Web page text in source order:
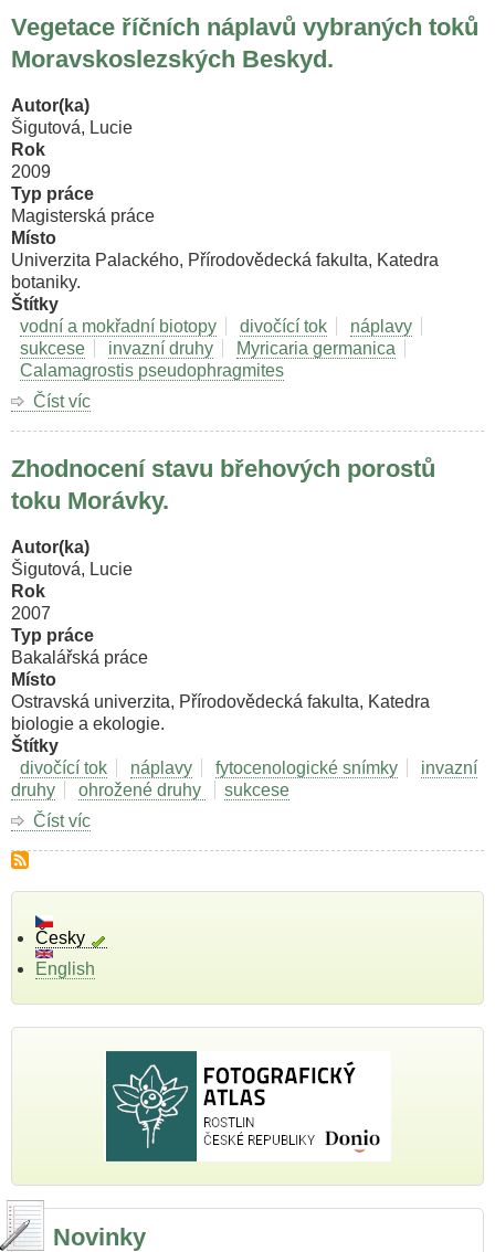
ekologie
vegetace
štěrkových
and
the
river
bar
Vegetace říčních náplavů vybraných toků
Moravskoslezských Beskyd.
Autor(ka)
Šigutová, Lucie
Rok
2009
Typ práce
Magisterská práce
Místo
Univerzita Palackého, Přírodovědecká fakulta, Katedra
botaniky.
Štítky
vodní a mokřadní biotopy
divočící tok
náplavy
sukcese
invazní druhy
Myricaria germanica
Calamagrostis pseudophragmites
Číst víc
náplavů
vybraných
toků
Zhodnocení stavu břehových porostů
toku Morávky.
Autor(ka)
Šigutová, Lucie
Rok
2007
Typ práce
Bakalářská práce
Místo
Ostravská univerzita, Přírodovědecká fakulta, Katedra
biologie a ekologie.
Štítky
divočící tok
náplavy fytocenologické snímky
invazní
druhy
ohrožené druhy
sukcese
Číst víc
břehových
Morávky.
Česky
English
Novinky